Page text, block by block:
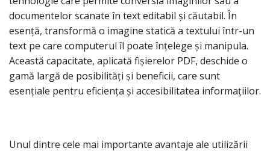
documentelor scanate în text editabil și căutabil. În
esență, transformă o imagine statică a textului într-un
text pe care computerul îl poate înțelege și manipula.
Această capacitate, aplicată fișierelor PDF, deschide o
gamă largă de posibilități și beneficii, care sunt
esențiale pentru eficiența și accesibilitatea informațiilor.
Unul dintre cele mai importante avantaje ale utilizării